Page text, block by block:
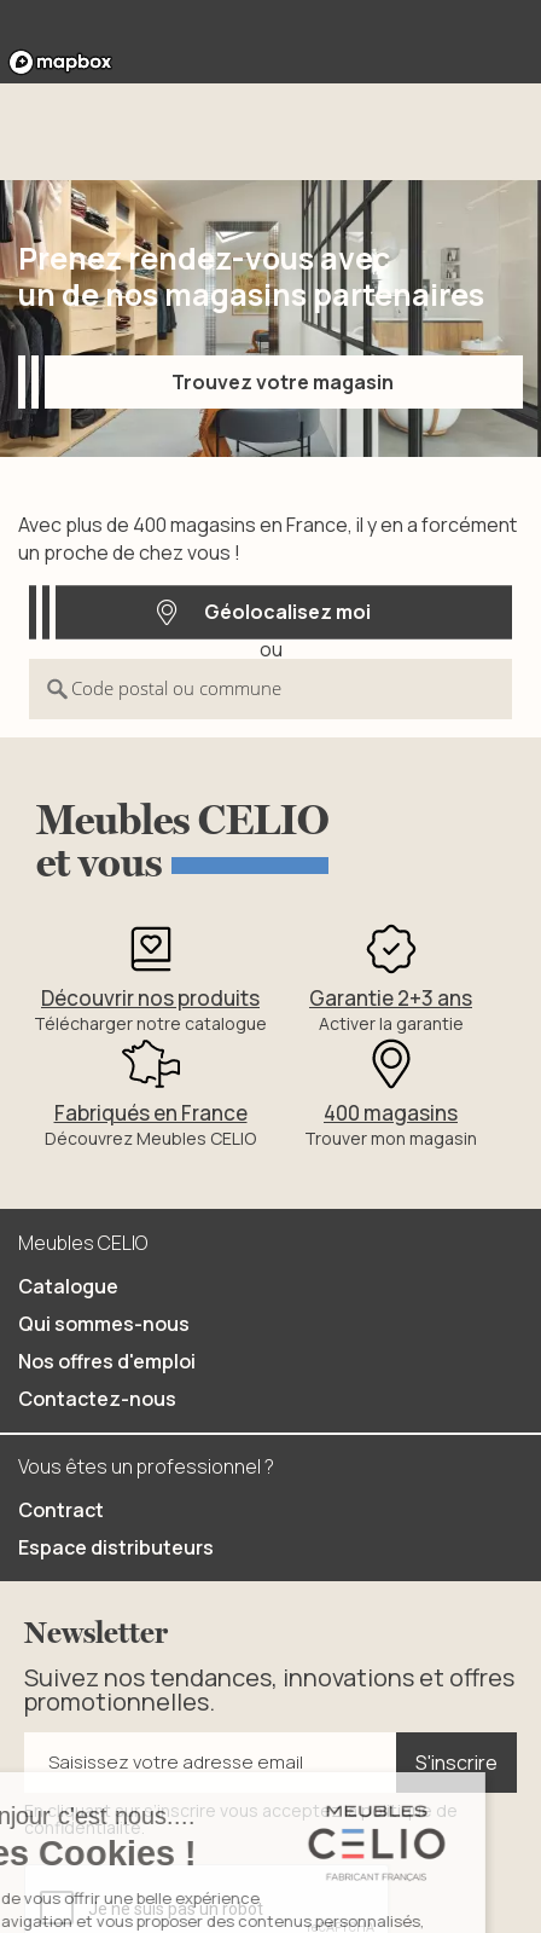
Prenez rendez-vous avec
un de nos magasins partenaires
Trouvez votre magasin
Trouvez votre magasin
Avec plus de 400 magasins en France, il y en a forcément
un proche de chez vous !
Géolocalisez moi
Géolocalisez moi
ou
Code postal ou commune
MeublesCELIO
etvous
Découvrir nos produits
Télécharger notre catalogue
Garantie 2+3 ans
Activer la garantie
Fabriqués en France
Découvrez Meubles CELIO
400 magasins
Trouver mon magasin
Meubles CELIO
Catalogue
Qui sommes-nous
Nos offres d'emploi
Contactez-nous
Vous êtes un professionnel ?
Contract
Espace distributeurs
Newsletter
Suivez nos tendances, innovations et offres
promotionnelles.
Saisissez votre adresse email S'inscrire
S'inscrire
En cliquant sur s’inscrire vous acceptez la politique de
confidentialité.